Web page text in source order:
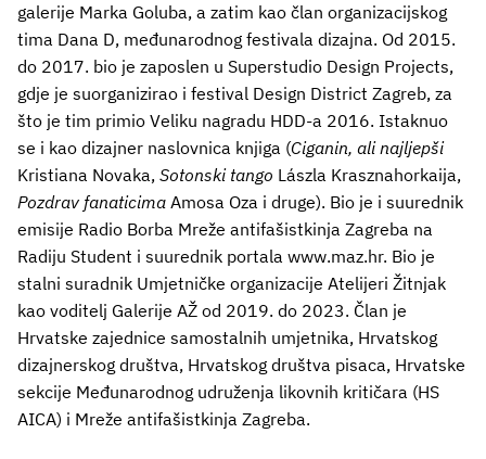
galerije Marka Goluba, a zatim kao član organizacijskog
tima Dana D, međunarodnog festivala dizajna. Od 2015.
do 2017. bio je zaposlen u Superstudio Design Projects,
gdje je suorganizirao i festival Design District Zagreb, za
što je tim primio Veliku nagradu HDD-a 2016. Istaknuo
se i kao dizajner naslovnica knjiga (Ciganin, ali najljepši
Kristiana Novaka, Sotonski tango Lászla Krasznahorkaija,
Pozdrav fanaticima Amosa Oza i druge). Bio je i suurednik
emisije Radio Borba Mreže antifašistkinja Zagreba na
Radiju Student i suurednik portala www.maz.hr. Bio je
stalni suradnik Umjetničke organizacije Atelijeri Žitnjak
kao voditelj Galerije AŽ od 2019. do 2023. Član je
Hrvatske zajednice samostalnih umjetnika, Hrvatskog
dizajnerskog društva, Hrvatskog društva pisaca, Hrvatske
sekcije Međunarodnog udruženja likovnih kritičara (HS
AICA) i Mreže antifašistkinja Zagreba.